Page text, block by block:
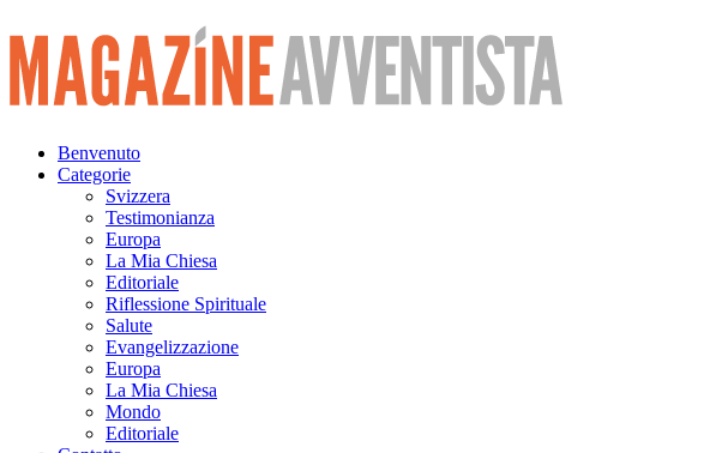
Vai
al
contenuto
Benvenuto
Categorie
Svizzera
Testimonianza
Europa
La Mia Chiesa
Editoriale
Riflessione Spirituale
Salute
Evangelizzazione
Europa
La Mia Chiesa
Mondo
Editoriale